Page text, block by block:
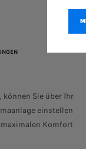
können Sie über Ihr
einstellen
Komfort